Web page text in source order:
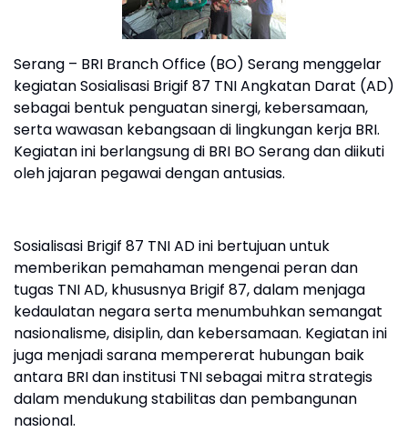
Serang – BRI Branch Office (BO) Serang menggelar
kegiatan Sosialisasi Brigif 87 TNI Angkatan Darat (AD)
sebagai bentuk penguatan sinergi, kebersamaan,
serta wawasan kebangsaan di lingkungan kerja BRI.
Kegiatan ini berlangsung di BRI BO Serang dan diikuti
oleh jajaran pegawai dengan antusias.
Sosialisasi Brigif 87 TNI AD ini bertujuan untuk
memberikan pemahaman mengenai peran dan
tugas TNI AD, khususnya Brigif 87, dalam menjaga
kedaulatan negara serta menumbuhkan semangat
nasionalisme, disiplin, dan kebersamaan. Kegiatan ini
juga menjadi sarana mempererat hubungan baik
antara BRI dan institusi TNI sebagai mitra strategis
dalam mendukung stabilitas dan pembangunan
nasional.